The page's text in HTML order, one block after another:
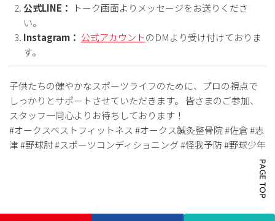
公式LINE：
トーク画面よりメッセージをお送りくださ
い。
Instagram： 公式アカウントのDMより受け付けておりま
す。
子供たちの健やかなスポーツライフのために、プロの視点で
しっかりとサポートさせていただきます。 皆さまのご参加、
スタッフ一同心よりお待ちしております！
#オークスベストフィットネス #オークス鍼灸整骨院 #佐倉 #志
津 #野球肘 #スポーツコンディショニング #怪我予防 #野球少年